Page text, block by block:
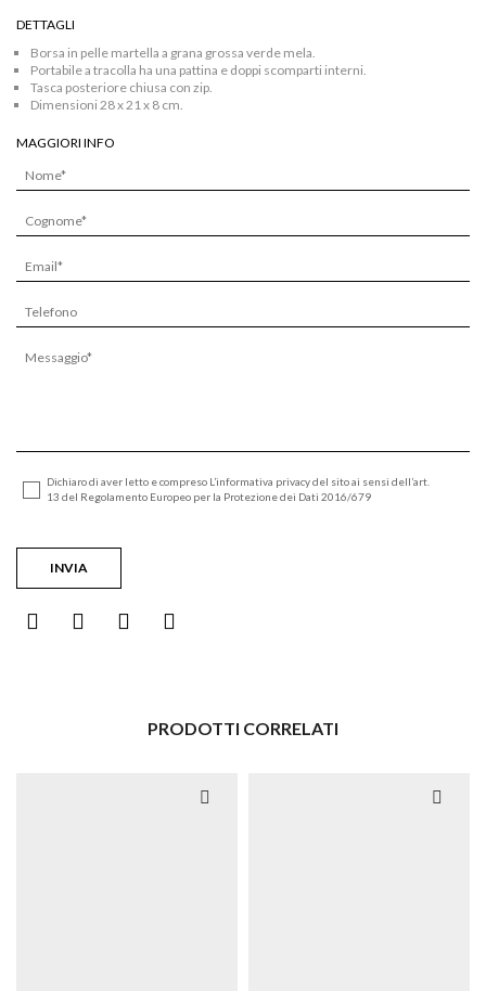
grossa
mela
quantità
DETTAGLI
Borsa in pelle martella a grana grossa verde mela.
Portabile a tracolla ha una pattina e doppi scomparti interni.
Tasca posteriore chiusa con zip.
Dimensioni 28 x 21 x 8 cm.
MAGGIORI INFO
Dichiaro di aver letto e compreso L’informativa privacy del sito ai sensi dell’art.
13 del Regolamento Europeo per la Protezione dei Dati 2016/679
PRODOTTI CORRELATI